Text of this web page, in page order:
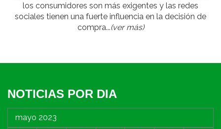
los consumidores son más exigentes y las redes
sociales tienen una fuerte influencia en la decisión de
compra...(ver más)
NOTICIAS POR DIA
mayo 2023